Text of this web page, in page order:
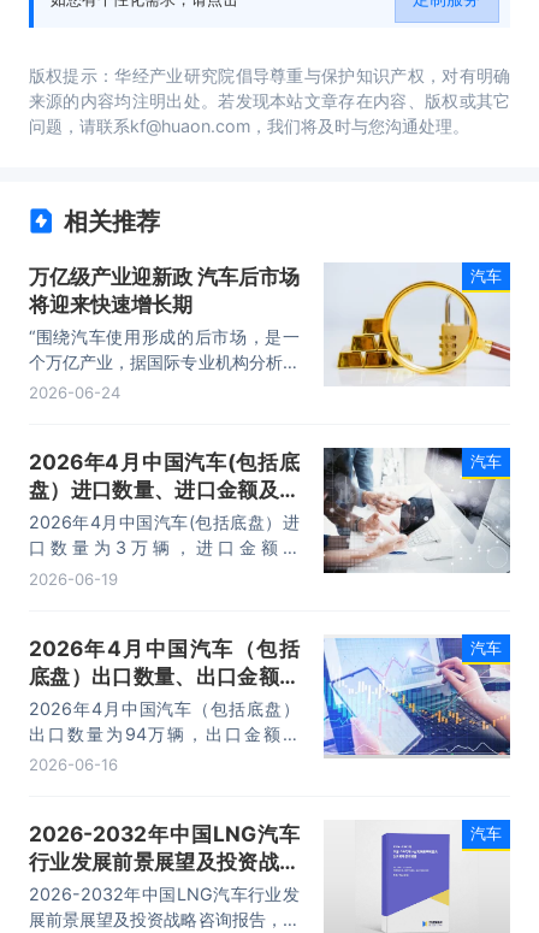
版权提示：华经产业研究院倡导尊重与保护知识产权，对有明确
来源的内容均注明出处。若发现本站文章存在内容、版权或其它
问题，请联系kf@huaon.com，我们将及时与您沟通处理。
相关推荐
万亿级产业迎新政 汽车后市场
将迎来快速增长期
“围绕汽车使用形成的后市场，是一
个万亿产业，据国际专业机构分析，
全球汽车后市场规模已经突破一万亿
2026-06-24
汽车
2026年4月中国汽车(包括底
盘）进口数量、进口金额及进
口均价统计分析
2026年4月中国汽车(包括底盘）进
口数量为3万辆，进口金额为
131120.1万美元，进口均价为
2026-06-19
汽车
2026年4月中国汽车（包括
底盘）出口数量、出口金额及
出口均价统计分析
2026年4月中国汽车（包括底盘）
出口数量为94万辆，出口金额为
1609616.4万美元，出口均价为
2026-06-16
汽车
2026-2032年中国LNG汽车
行业发展前景展望及投资战略
咨询报告
2026-2032年中国LNG汽车行业发
展前景展望及投资战略咨询报告，主
汽车